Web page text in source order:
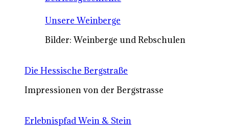
Unsere Weinberge
Bilder: Weinberge und Rebschulen
Die Hessische Bergstraße
Impressionen von der Bergstrasse
Erlebnispfad Wein & Stein